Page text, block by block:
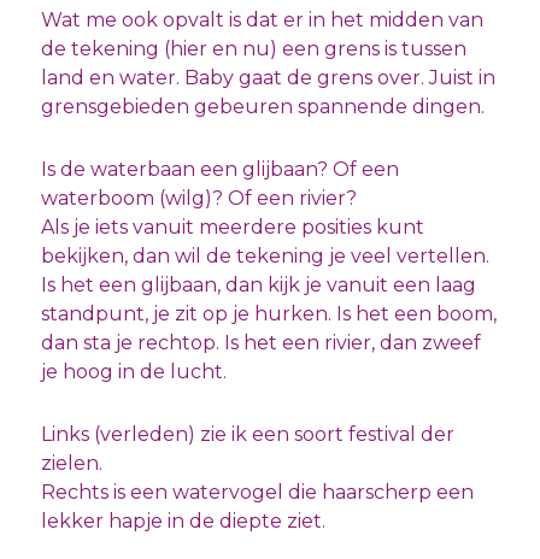
Wat me ook opvalt is dat er in het midden van
de tekening (hier en nu) een grens is tussen
land en water. Baby gaat de grens over. Juist in
grensgebieden gebeuren spannende dingen.
Is de waterbaan een glijbaan? Of een
waterboom (wilg)? Of een rivier?
Als je iets vanuit meerdere posities kunt
bekijken, dan wil de tekening je veel vertellen.
Is het een glijbaan, dan kijk je vanuit een laag
standpunt, je zit op je hurken. Is het een boom,
dan sta je rechtop. Is het een rivier, dan zweef
je hoog in de lucht.
Links (verleden) zie ik een soort festival der
zielen.
Rechts is een watervogel die haarscherp een
lekker hapje in de diepte ziet.